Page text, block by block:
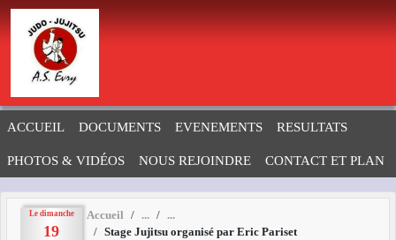
ACCUEIL DOCUMENTS EVENEMENTS RESULTATS
PHOTOS & VIDÉOS NOUS REJOINDRE CONTACT ET PLAN
Le dimanche
19
Accueil
Stage Jujitsu organisé par Eric Pariset
Panneau de gestion des cookies